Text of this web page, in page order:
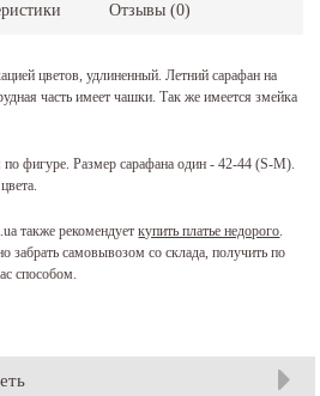
Отзывы (0)
цветов, удлиненный. Летний сарафан на
часть имеет чашки. Так же имеется змейка
фигуре. Размер сарафана один - 42-44 (S-M).
также рекомендуеткупить платье недорого.
самовывозом со склада, получить по
способом.